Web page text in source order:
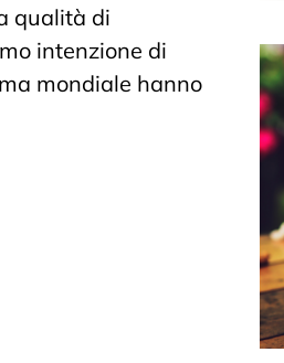
qualità di
intenzione di
mondiale hanno